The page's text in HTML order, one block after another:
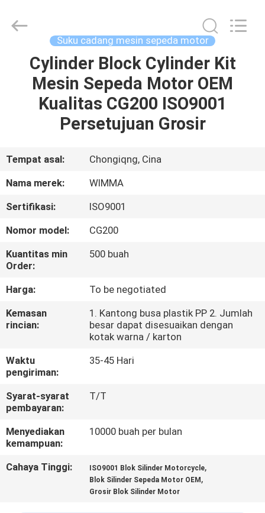
RUMAH
PRODUK
TENTANG
TUR
PABRIK
KONTROL
KUALITAS
MINTA
KUTIPAN
PETA
SITUS
Spare
Parts
Suku cadang mesin sepeda motor
Cylinder Block Cylinder Kit
Mesin Sepeda Motor OEM
Kualitas CG200 ISO9001
Persetujuan Grosir
Tempat asal:
Chongiqng, Cina
Nama merek:
WIMMA
Sertifikasi:
ISO9001
Nomor model:
CG200
Kuantitas min
Order:
500 buah
Harga:
To be negotiated
Kemasan
rincian:
1. Kantong busa plastik PP 2. Jumlah
besar dapat disesuaikan dengan
kotak warna / karton
Waktu
pengiriman:
35-45 Hari
Syarat-syarat
pembayaran:
T/T
Menyediakan
kemampuan:
10000 buah per bulan
Cahaya Tinggi: ISO9001 Blok Silinder Motorcycle,
Blok Silinder Sepeda Motor OEM ,
Grosir Blok Silinder Motor